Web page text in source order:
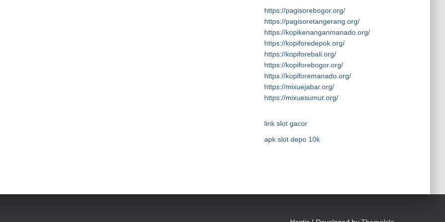
https://pagisorebogor.org/
https://pagisoretangerang.org/
https://kopikenanganmanado.org/
https://kopiforedepok.org/
https://kopiforebali.org/
https://kopiforebogor.org/
https://kopiforemanado.org/
https://mixuejabar.org/
https://mixuesumut.org/
link slot gacor
apk slot depo 10k